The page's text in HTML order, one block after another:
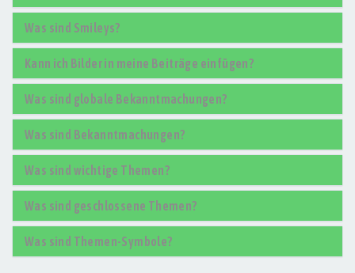
Was sind Smileys?
Kann ich Bilder in meine Beiträge einfügen?
Was sind globale Bekanntmachungen?
Was sind Bekanntmachungen?
Was sind wichtige Themen?
Was sind geschlossene Themen?
Was sind Themen-Symbole?